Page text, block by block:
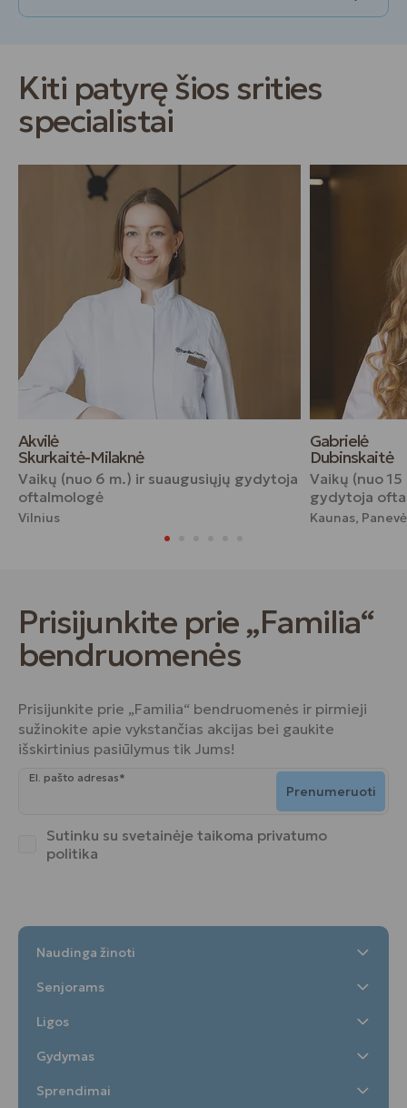
Kiti patyrę šios srities
specialistai
Akvilė
Skurkaitė-Milaknė
Vaikų (nuo 6 m.) ir suaugusiųjų gydytoja
oftalmologė
Vilnius
Gabrielė
Dubinskaitė
Vaikų (nuo
gydytoja
Kaunas,
Prisijunkite prie „Familia“
bendruomenės
Prisijunkite prie „Familia“ bendruomenės ir pirmieji
sužinokite apie vykstančias akcijas bei gaukite
išskirtinius pasiūlymus tik Jums!
Prenumeruoti
El. pašto adresas*
Sutinku su svetainėje taikoma privatumo
politika
Naudinga žinoti
Senjorams
Ligos
Gydymas
Sprendimai